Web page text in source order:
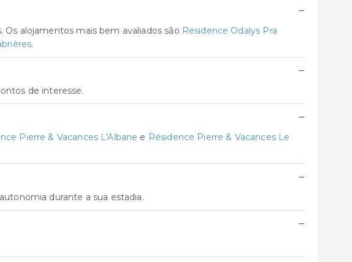
−
alojamentos mais bem avaliados são Residence Odalys Pra
.
−
de interesse.
−
Pierre & Vacances L'Albane e Résidence Pierre & Vacances Le
−
durante a sua estadia.
−